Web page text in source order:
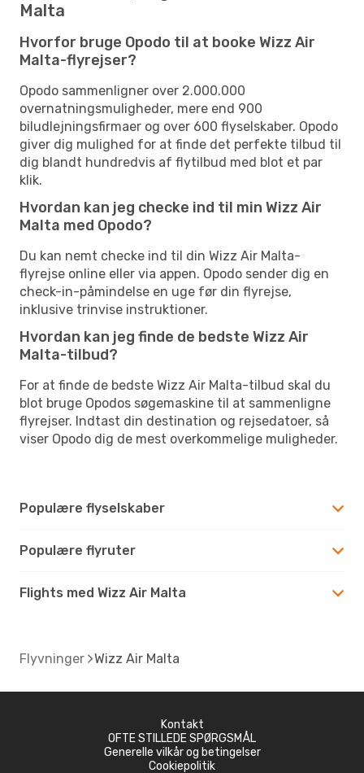
Malta
Hvorfor bruge Opodo til at booke Wizz Air
Malta-flyrejser?
Opodo sammenligner over 2.000.000
overnatningsmuligheder, mere end 900
biludlejningsfirmaer og over 600 flyselskaber. Opodo
giver dig mulighed for at finde det perfekte tilbud til
dig blandt hundredvis af flytilbud med blot et par
klik.
Hvordan kan jeg checke ind til min Wizz Air
Malta med Opodo?
Du kan nemt checke ind til din Wizz Air Malta-
flyrejse online eller via appen. Opodo sender dig en
check-in-påmindelse en uge før din flyrejse,
inklusive trinvise instruktioner.
Hvordan kan jeg finde de bedste Wizz Air
Malta-tilbud?
For at finde de bedste Wizz Air Malta-tilbud skal du
blot bruge Opodos søgemaskine til at sammenligne
flyrejser. Indtast din destination og rejsedatoer, så
viser Opodo dig de mest overkommelige muligheder.
Populære flyselskaber
Populære flyruter
Flights med Wizz Air Malta
Flyvninger Wizz Air Malta
Kontakt
OFTE STILLEDE SPØRGSMÅL
Generelle vilkår og betingelser
Cookiepolitik